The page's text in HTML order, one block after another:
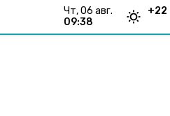
чт, 06 авг.
09:38
+22